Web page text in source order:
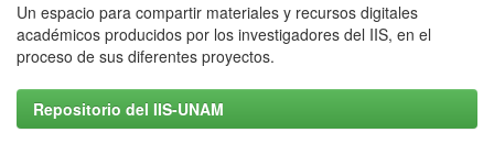
Un espacio para compartir materiales y recursos digitales
académicos producidos por los investigadores del IIS, en el
proceso de sus diferentes proyectos.
Repositorio del IIS-UNAM